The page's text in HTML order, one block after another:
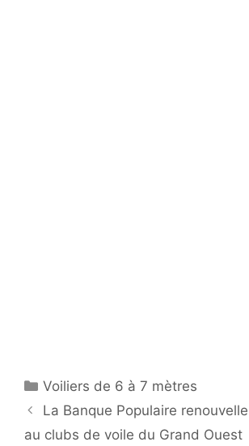
Catégories
Voiliers de 6 à 7 mètres
La Banque Populaire
au clubs de voile du Grand Ouest